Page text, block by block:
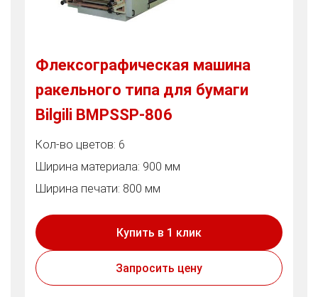
Флексографическая машина
ракельного типа для бумаги
Bilgili BMPSSP-806
Кол-во цветов: 6
Ширина материала: 900 мм
Ширина печати: 800 мм
Купить в 1 клик
Запросить цену